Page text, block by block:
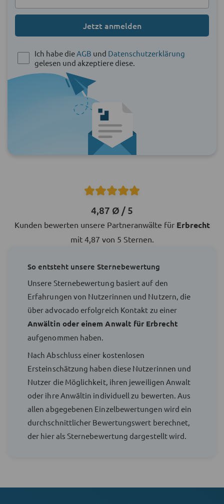
Jetzt anmelden
Ich habe die AGB und Datenschutzerklärung
gelesen und akzeptiere diese.
4,87 Ø / 5
Kunden bewerten unsere Partneranwälte für Erbrecht
mit 4,87 von 5 Sternen.
So entsteht unsere Sternebewertung
Unsere Sternebewertung basiert auf den
Erfahrungen von Nutzerinnen und Nutzern, die
über advocado erfolgreich Kontakt zu einer
Anwältin oder einem Anwalt für Erbrecht
aufgenommen haben.
Nach Abschluss einer kostenlosen
Ersteinschätzung haben diese Nutzerinnen und
Nutzer die Möglichkeit, ihren jeweiligen Anwalt
oder ihre Anwältin individuell zu bewerten. Aus
allen abgegebenen Einzelbewertungen wird ein
durchschnittlicher Bewertungswert berechnet,
der hier als Sternebewertung dargestellt wird.